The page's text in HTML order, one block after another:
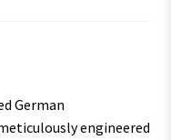
German
engineered